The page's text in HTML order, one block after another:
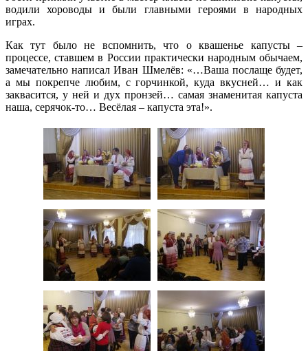
водили хороводы и были главными героями в народных
играх.
Как тут было не вспомнить, что о квашенье капусты –
процессе, ставшем в России практически народным обычаем,
замечательно написал Иван Шмелёв: «…Ваша послаще будет,
а мы покрепче любим, с горчинкой, куда вкусней… и как
заквасится, у ней и дух пронзей… самая знаменитая капуста
наша, серячок-то… Весёлая – капуста эта!».